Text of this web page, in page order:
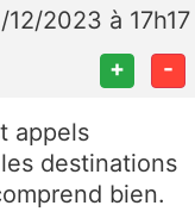
12/2023 à 17h17
+ -
appels
destinations
bien.